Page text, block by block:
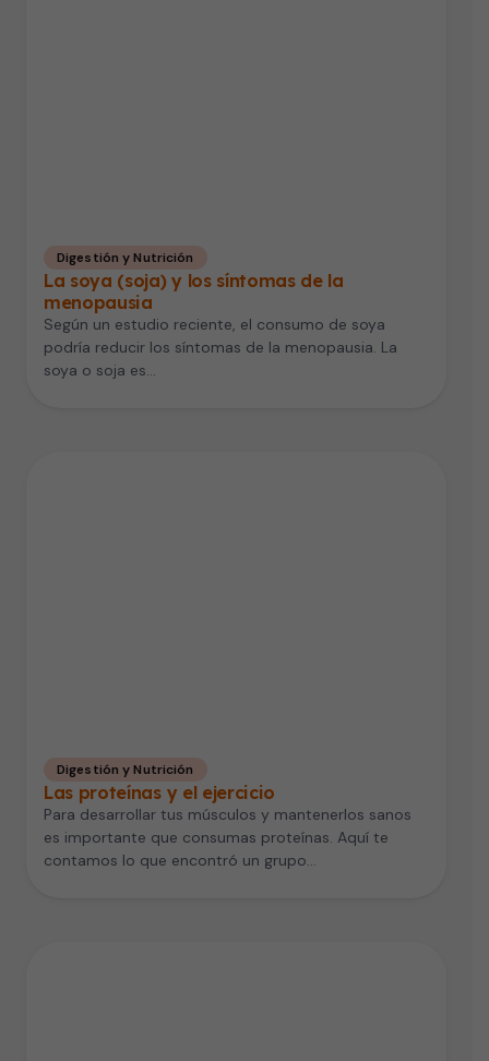
Digestión y Nutrición
La soya (soja) y los síntomas de la
menopausia
Según un estudio reciente, el consumo de soya
podría reducir los síntomas de la menopausia. La
soya o soja es…
Digestión y Nutrición
Las proteínas y el ejercicio
Para desarrollar tus músculos y mantenerlos sanos
es importante que consumas proteínas. Aquí te
contamos lo que encontró un grupo…